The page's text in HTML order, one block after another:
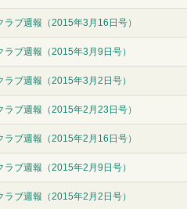
ブ週報（2015年3月16日号）
ブ週報（2015年3月9日号）
ブ週報（2015年3月2日号）
ブ週報（2015年2月23日号）
ブ週報（2015年2月16日号）
ブ週報（2015年2月9日号）
ブ週報（2015年2月2日号）